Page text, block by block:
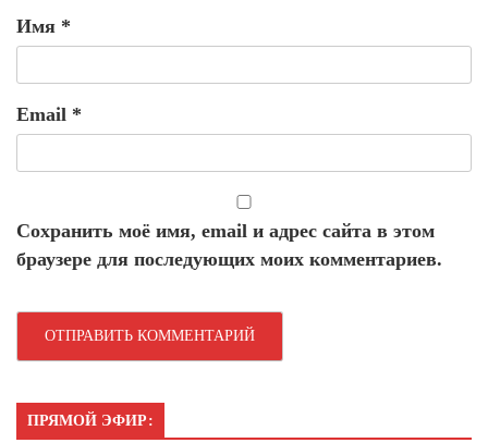
Имя *
Email *
Сохранить моё имя, email и адрес сайта в этом
браузере для последующих моих комментариев.
ПРЯМОЙ ЭФИР: